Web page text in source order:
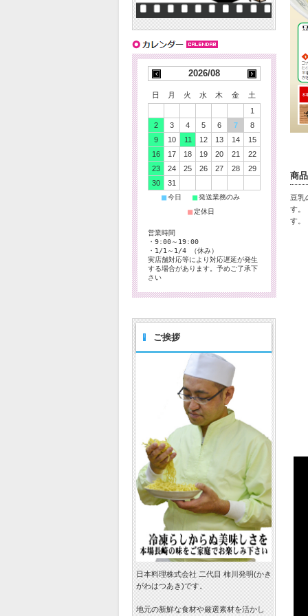
商
豆乳
す。
す。
2026/08
日 月 火 水 木 金
土
1
2
3 4 5 6 7
8
9
10 11 12 13 14
15
16
17 18 19 20 21
22
23
24 25 26 27 28
29
30
31
■今日 ■発送業務のみ
■ 定休日
営業時間
・9:00～19:00
・1/1～1/4 （休み）
実店舗対応等により対応遅延が発生
する場合があります。予めご了承下
さい
ご挨拶
日本料理株式会社 二代目 柿川発明(かき
がわはつあき)です。
地元の新鮮な食材や厳選素材を活かし